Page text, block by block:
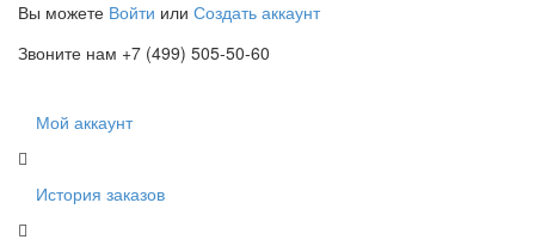
Вы можете Войти или Создать аккаунт
Звоните нам +7 (499) 505-50-60
Мой аккаунт
История заказов